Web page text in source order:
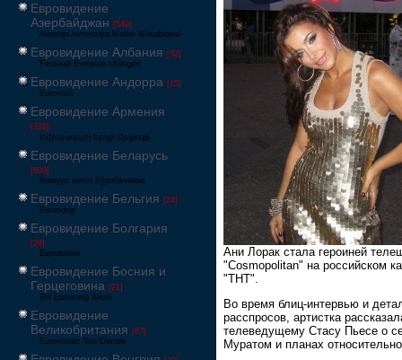
Евровидение
Азербайджан [549]
Avrovijn Avroviziya Mahnı Müsabiqəsi
Евровидение Албания [32]
Festivali Evropian i Këngës
Евровидение Андорра [15]
Eurovisió
Евровидение Армения
[228]
Եվրատեսիլ երգի մրցույթ
Евровидение Беларусь
[600]
Конкурс песні Еўрабачанне
Евровидение Бельгия [24]
Eurosong
Евровидение Болгария
[26]
Евровизия
Евровидение Босния и
Герцеговина [21]
BH Eurosong Show
Евровидение
Великобритания [67]
Eurovision: You Decide
Ани Лорак стала героиней
"Cosmopolitan" на российском
"ТНТ".
Во время блиц-интервью и
расспросов, артистка
телеведущему Стасу Пьесе о
Муратом и планах